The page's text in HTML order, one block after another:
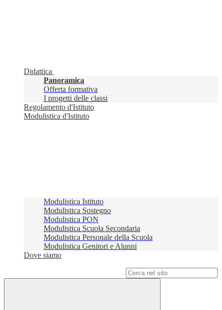
Didattica
Panoramica
Offerta formativa
I progetti delle classi
Regolamento d'Istituto
Modulistica d'Istituto
Modulistica Istituto
Modulistica Sostegno
Modulistica PON
Modulistica Scuola Secondaria
Modulistica Personale della Scuola
Modulistica Genitori e Alunni
Dove siamo